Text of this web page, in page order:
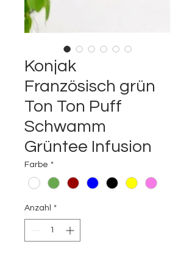
Konjak
Französisch grün
Ton Ton Puff
Schwamm
Grüntee Infusion
Farbe *
Anzahl *